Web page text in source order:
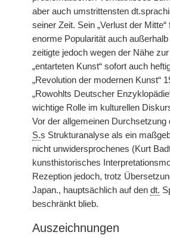
aber auch umstrittensten
seiner Zeit. Sein „Verlust der
enorme Popularität auch
zeitigte jedoch wegen der Nähe zur
„entarteten Kunst“ sofort auch
„Revolution der modernen Kunst“
„Rowohlts Deutscher
wichtige Rolle im kulturellen
Vor der allgemeinen Durchsetzung
S.s Strukturanalyse als ein
nicht unwidersprochenes (Kurt
kunsthistorisches
Rezeption jedoch, trotz
Japan., hauptsächlich auf den dt.
beschränkt blieb.
Auszeichnungen